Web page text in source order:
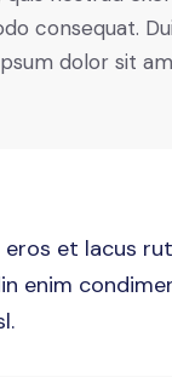
consequat.
dolor sit
et lacus
enim